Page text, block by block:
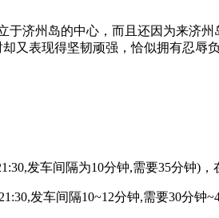
济州岛的中心，而且还因为来济
又表现得坚韧顽强，恰似拥有忍辱
发车间隔为10分钟,需要35分钟)
发车间隔10~12分钟,需要30分钟